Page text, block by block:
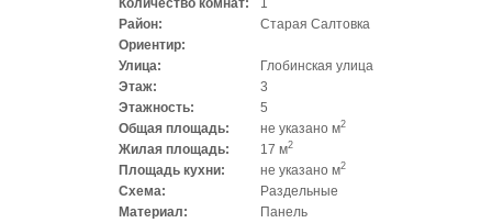
Район:
Старая Салтовка
Ориентир:
Улица:
Глобинская улица
Этаж:
3
Этажность:
5
Общая площадь:
не указано м2
Жилая площадь: 17 м2
Площадь кухни: не указано м2
Схема:
Раздельные
Материал:
Панель